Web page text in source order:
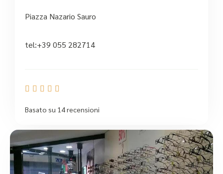
Piazza Nazario Sauro
tel:+39 055 282714
    
Basato su 14 recensioni